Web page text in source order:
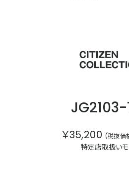
￥35,200 (税抜価
特定店取扱い